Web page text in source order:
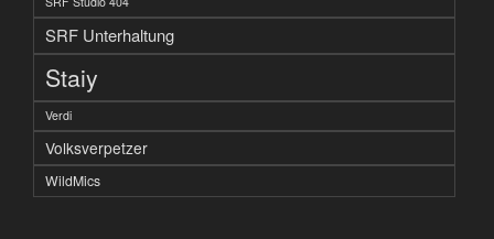
SRF Unterhaltung
Staiy
Verdi
Volksverpetzer
WildMics